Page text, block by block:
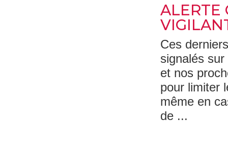
ALERTE
Ces
signalés
et nos
pour limiter
même en
de ...